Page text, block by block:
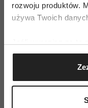
rozwoju produktów.
używa Twoich
Gromadzić
geograficznej z
(fingerprinting,